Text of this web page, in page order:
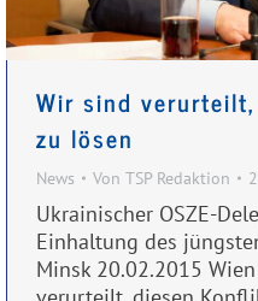
Wir sind
zu lösen
News Von TSP Redaktion
Ukrainischer OSZE-
Einhaltung des
Minsk 20.02.2015